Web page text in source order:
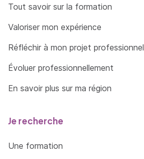
Tout savoir sur la formation
Valoriser mon expérience
Réfléchir à mon projet professionnel
Évoluer professionnellement
En savoir plus sur ma région
Je recherche
Une formation